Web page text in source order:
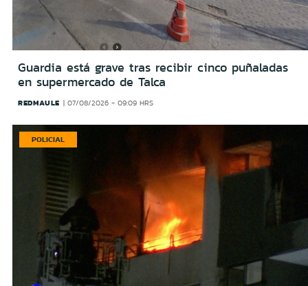
Guardia está grave tras recibir cinco puñaladas
en supermercado de Talca
REDMAULE 07/08/2026 - 09:09 HRS
POLICIAL